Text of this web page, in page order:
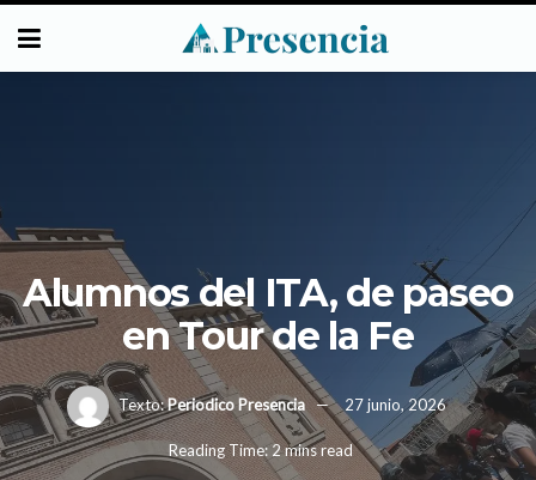
Alumnos del ITA, de paseo
en Tour de la Fe
Texto:Periodico Presencia 27 junio, 2026
Reading Time: 2 mins read